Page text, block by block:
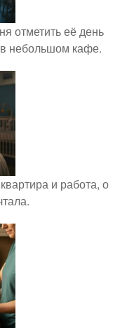
отметить её день
небольшом кафе.
и работа, о